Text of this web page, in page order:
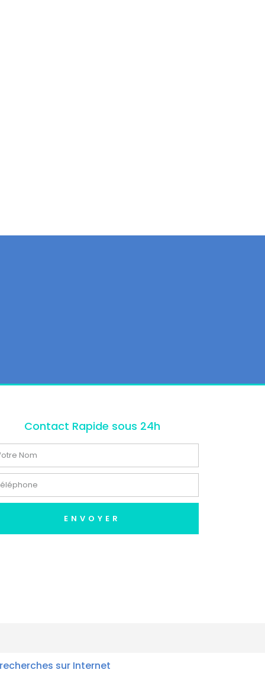
Contact Rapide sous 24h
ENVOYER
sur Internet